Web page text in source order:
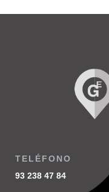
TELÉFONO
93 238 47 84